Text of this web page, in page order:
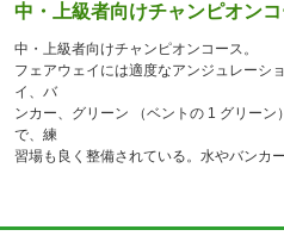
中・上級者向けチャンピオン
中・上級者向けチャンピオンコース。
フェアウェイには適度なアンジュレーシ
イ、バ
ンカー、グリーン （ベントの 1 グリー
で、練
習場も良く整備されている。水やバンカ